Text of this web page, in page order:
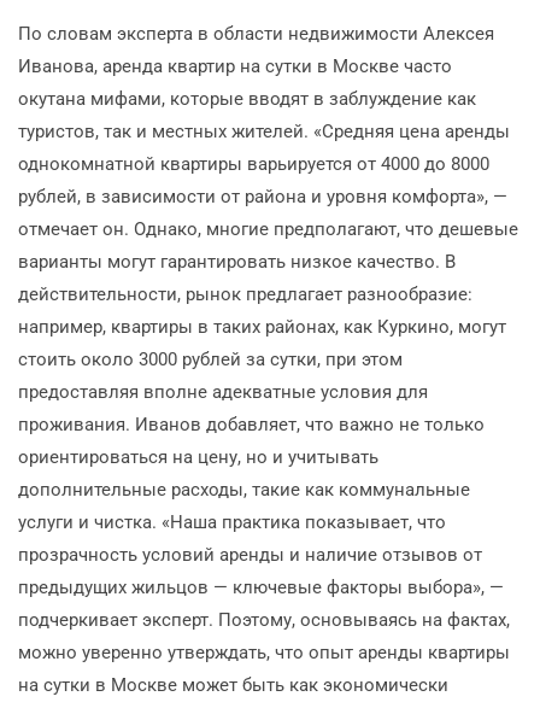
По словам эксперта в области недвижимости Алексея
Иванова, аренда квартир на сутки в Москве часто
окутана мифами, которые вводят в заблуждение как
туристов, так и местных жителей. «Средняя цена аренды
однокомнатной квартиры варьируется от 4000 до 8000
рублей, в зависимости от района и уровня комфорта», —
отмечает он. Однако, многие предполагают, что дешевые
варианты могут гарантировать низкое качество. В
действительности, рынок предлагает разнообразие:
например, квартиры в таких районах, как Куркино, могут
стоить около 3000 рублей за сутки, при этом
предоставляя вполне адекватные условия для
проживания. Иванов добавляет, что важно не только
ориентироваться на цену, но и учитывать
дополнительные расходы, такие как коммунальные
услуги и чистка. «Наша практика показывает, что
прозрачность условий аренды и наличие отзывов от
предыдущих жильцов — ключевые факторы выбора», —
подчеркивает эксперт. Поэтому, основываясь на фактах,
можно уверенно утверждать, что опыт аренды квартиры
на сутки в Москве может быть как экономически